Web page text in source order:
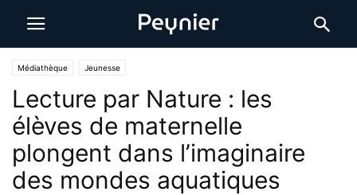
Médiathèque Jeunesse
Lecture par Nature : les
élèves de maternelle
plongent dans l’imaginaire
des mondes aquatiques